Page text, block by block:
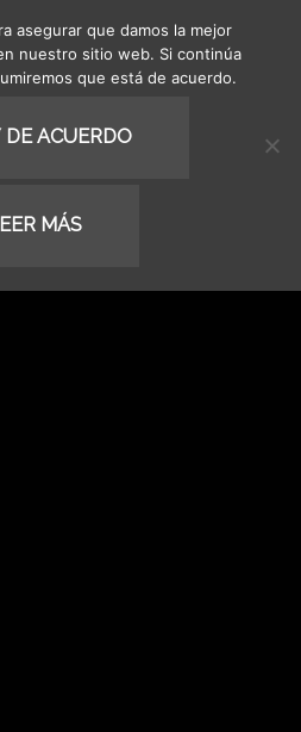
asegurar que damos la mejor
nuestro sitio web. Si continúa
que está de acuerdo.
DE ACUERDO
MÁS